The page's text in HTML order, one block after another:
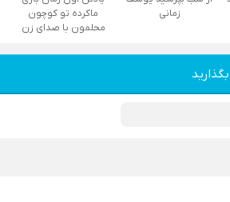
زمانی
ماکرده تو کوچون
محلمون با صدای زن